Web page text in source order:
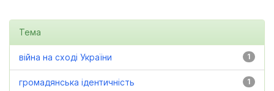
Тема
1
війна на сході України
1
громадянська ідентичність